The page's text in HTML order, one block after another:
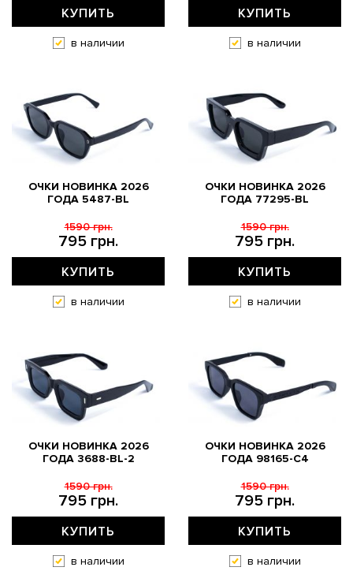
КУПИТЬ
в наличии
КУПИТЬ
в наличии
ОЧКИ НОВИНКА 2026
ГОДА 5487-BL
795 грн.
1590 грн.
КУПИТЬ
в наличии
ОЧКИ НОВИНКА 2026
ГОДА 77295-BL
795 грн.
1590 грн.
КУПИТЬ
в наличии
ОЧКИ НОВИНКА 2026
ГОДА 3688-BL-2
795 грн.
1590 грн.
КУПИТЬ
в наличии
ОЧКИ НОВИНКА 2026
ГОДА 98165-C4
795 грн.
1590 грн.
КУПИТЬ
в наличии